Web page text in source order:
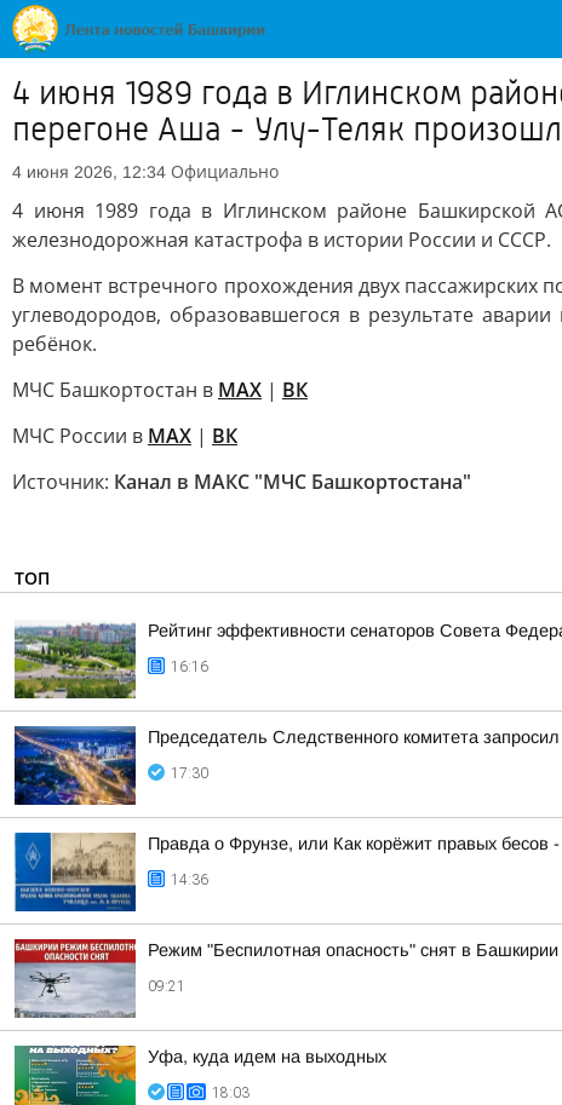
4 июня 1989 года в Иглинском
перегоне Аша - Улу-Теляк
4 июня 2026, 12:34 Официально
4 июня 1989 года в Иглинском районе Башкирской
железнодорожная катастрофа в истории России и СССР.
В момент встречного прохождения двух
углеводородов, образовавшегося в результате
ребёнок.
МЧС Башкортостан в МАХ | ВК
МЧС России в MAX | ВК
Источник: Канал в МАКС "МЧС Башкортостана"
ТОП
Рейтинг эффективности сенаторов Совета
16:16
Председатель Следственного комитета
17:30
Правда о Фрунзе, или Как корёжит правых бесов -
14:36
Режим "Беспилотная опасность" снят в Башкирии
09:21
Уфа, куда идем на выходных
18:03